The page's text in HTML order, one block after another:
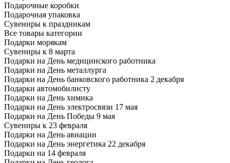
Подарочные коробки
Подарочная упаковка
Сувениры к праздникам
Все товары категории
Подарки морякам
Сувениры к 8 марта
Подарки на День медицинского работника
Подарки на День металлурга
Подарки на День банковского работника 2 декабря
Подарки автомобилисту
Подарки на День химика
Подарки на День электросвязи 17 мая
Подарки на День Победы 9 мая
Сувениры к 23 февраля
Подарки на День авиации
Подарки на День энергетика 22 декабря
Подарки на 14 февраля